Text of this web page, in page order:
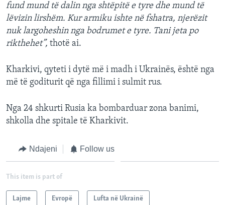
fund mund të dalin nga shtëpitë e tyre dhe mund të
lëvizin lirshëm. Kur armiku ishte në fshatra, njerëzit
nuk largoheshin nga bodrumet e tyre. Tani jeta po
rikthehet”, thotë ai.
Kharkivi, qyteti i dytë më i madh i Ukrainës, është nga
më të goditurit që nga fillimi i sulmit rus.
Nga 24 shkurti Rusia ka bombarduar zona banimi,
shkolla dhe spitale të Kharkivit.
Ndajeni Follow us
This item is part of
Lajme Evropë Lufta në Ukrainë